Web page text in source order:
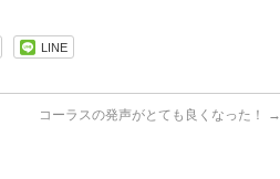
LINE
コーラスの発声がとても良くなった！ →